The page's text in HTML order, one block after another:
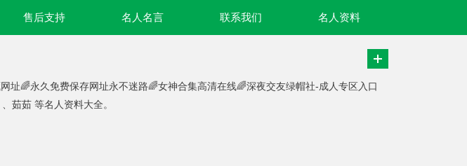
售后支持 名人名言 联系我们 名人资料
🌈永久免费保存网址永不迷路🌈女神合集高清在线🌈深夜交友绿帽社-成人专区入口
茹茹 等名人资料大全。